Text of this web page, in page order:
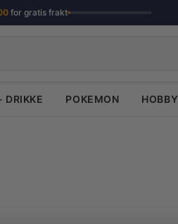
for gratis frakt
DRIKKE POKEMON HOBBY